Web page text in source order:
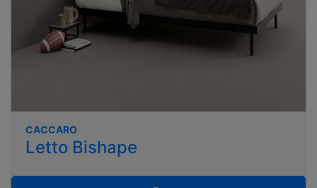
CACCARO
Letto Bishape